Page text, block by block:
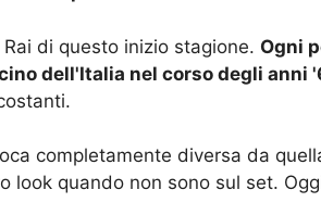
di questo inizio stagione. Ogni
dell'Italia nel corso degli anni
completamente diversa da
quando non sono sul set.